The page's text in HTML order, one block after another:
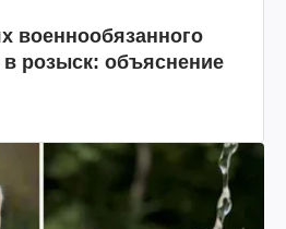
военнообязанного
розыск: объяснение